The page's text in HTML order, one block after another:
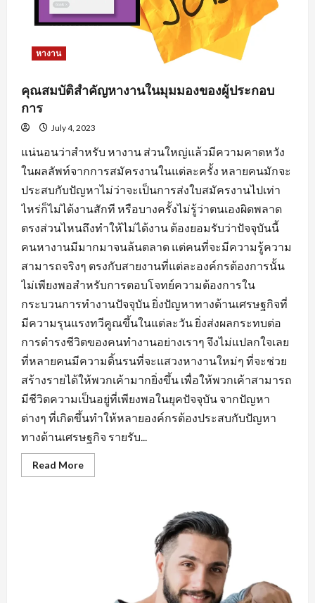
หางาน
คุณสมบัติสำคัญหางานในมุมมองของผู้ประกอบ
การ
July 4, 2023
แน่นอนว่าสำหรับ หางาน ส่วนใหญ่แล้วมีความคาดหวัง
ในผลลัพท์จากการสมัครงานในแต่ละครั้ง หลายคนมักจะ
ประสบกับปัญหาไม่ว่าจะเป็นการส่งใบสมัครงานไปเท่า
ไหร่ก็ไม่ได้งานสักที หรือบางครั้งไม่รู้ว่าตนเองผิดพลาด
ตรงส่วนไหนถึงทำให้ไม่ได้งาน ต้องยอมรับว่าปัจจุบันนี้
คนหางานมีมากมาจนล้นตลาด แต่คนที่จะมีความรู้ความ
สามารถจริงๆ ตรงกับสายงานที่แต่ละองค์กรต้องการนั้น
ไม่เพียงพอสำหรับการตอบโจทย์ความต้องการใน
กระบวนการทำงานปัจจุบัน ยิ่งปัญหาทางด้านเศรษฐกิจที่
มีความรุนแรงทวีคูณขึ้นในแต่ละวัน ยิ่งส่งผลกระทบต่อ
การดำรงชีวิตของคนทำงานอย่างเราๆ จึงไม่แปลกใจเลย
ที่หลายคนมีความดิ้นรนที่จะแสวงหางานใหม่ๆ ที่จะช่วย
สร้างรายได้ให้พวกเค้ามากยิ่งขึ้น เพื่อให้พวกเค้าสามารถ
มีชีวิตความเป็นอยู่ที่เพียงพอในยุคปัจจุบัน จากปัญหา
ต่างๆ ที่เกิดขึ้นทำให้หลายองค์กรต้องประสบกับปัญหา
ทางด้านเศรษฐกิจ รายรับ...
Read MoreRead
more